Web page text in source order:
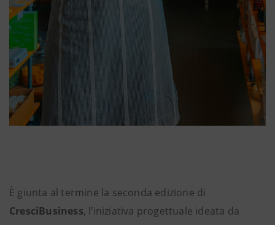
È giunta al termine la seconda edizione di
CresciBusiness, l’iniziativa progettuale ideata da